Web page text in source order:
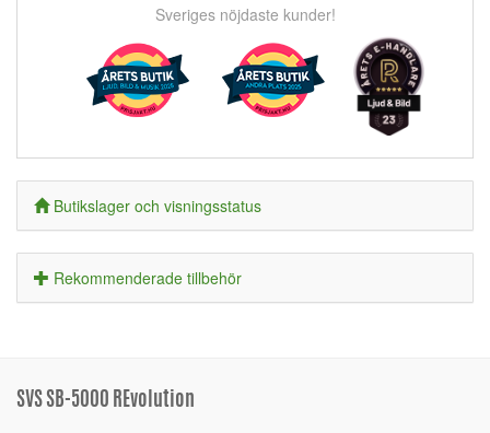
Sveriges nöjdaste kunder!
Butikslager och visningsstatus
Rekommenderade tillbehör
SVS SB-5000 REvolution